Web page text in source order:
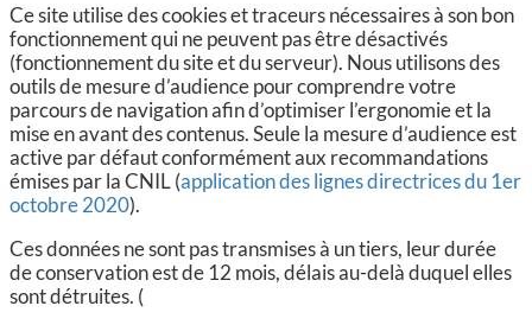
ENFANCE, JEUNESSE, ÉDUCATION, RESTAURATION
CULTURE, SPORT, ASSOCIATIONS
CCAS, SOLIDARITÉ ET SANTÉ
POLICE MUNICIPALE
Ce site utilise des cookies et traceurs nécessaires à son bon
fonctionnement qui ne peuvent pas être désactivés
(fonctionnement du site et du serveur). Nous utilisons des
outils de mesure d’audience pour comprendre votre
parcours de navigation afin d’optimiser l’ergonomie et la
mise en avant des contenus. Seule la mesure d’audience est
active par défaut conformément aux recommandations
émises par la CNIL (application des lignes directrices du 1er
octobre 2020).
Ces données ne sont pas transmises à un tiers, leur durée
de conservation est de 12 mois, délais au-delà duquel elles
sont détruites. (